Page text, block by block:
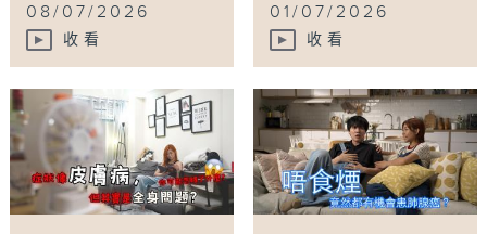
08/07/2026
收看
01/07/2026
收看